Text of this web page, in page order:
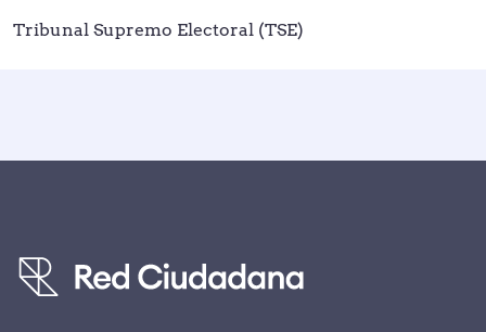
Tribunal Supremo Electoral (TSE)